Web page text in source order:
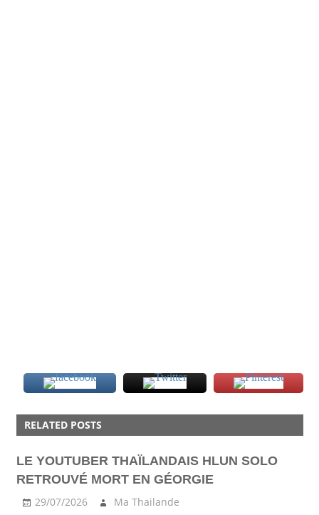
DIVERS
PHUKET
RELATED POSTS
LE YOUTUBER THAÏLANDAIS HLUN SOLO
RETROUVÉ MORT EN GÉORGIE
29/07/2026 Ma Thailande